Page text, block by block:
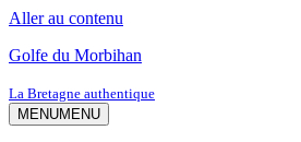
Aller au contenu
Golfe du Morbihan
La Bretagne authentique
MENUMENU